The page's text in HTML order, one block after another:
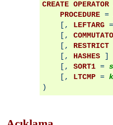
CREATE OPERATOR
PROCEDURE
    [,
LEFTARG
    [,
    [,
RESTRICT
    [,
HASHES ]
    [,
SORT1 =
    [,
LTCMP =